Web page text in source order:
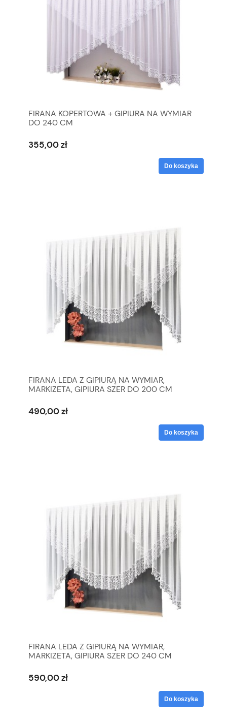
FIRANA KOPERTOWA + GIPIURA NA WYMIAR
DO 240 CM
355,00 zł
Do koszyka
FIRANA LEDA Z GIPIURĄ NA WYMIAR,
MARKIZETA, GIPIURA SZER DO 200 CM
490,00 zł
Do koszyka
FIRANA LEDA Z GIPIURĄ NA WYMIAR,
MARKIZETA, GIPIURA SZER DO 240 CM
590,00 zł
Do koszyka